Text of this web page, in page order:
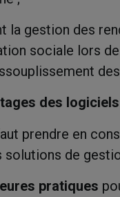
la gestion des
sociale lors
des
prendre en
solutions de
pratiques